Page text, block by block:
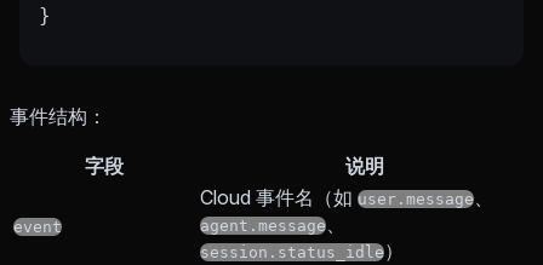
}
事件结构：
字段 说明
event
Cloud 事件名（如 user.message、
agent.message、
session.status_idle）